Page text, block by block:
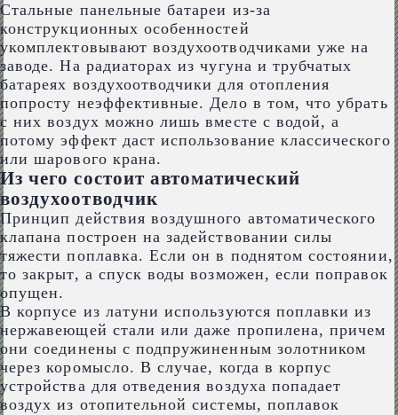
Стальные панельные батареи из-за
конструкционных особенностей
укомплектовывают воздухоотводчиками уже на
заводе. На радиаторах из чугуна и трубчатых
батареях воздухоотводчики для отопления
попросту неэффективные. Дело в том, что убрать
с них воздух можно лишь вместе с водой, а
потому эффект даст использование классического
или шарового крана.
Из чего состоит автоматический
воздухоотводчик
Принцип действия воздушного автоматического
клапана построен на задействовании силы
тяжести поплавка. Если он в поднятом состоянии,
то закрыт, а спуск воды возможен, если поправок
опущен.
В корпусе из латуни используются поплавки из
нержавеющей стали или даже пропилена, причем
они соединены с подпружиненным золотником
через коромысло. В случае, когда в корпус
устройства для отведения воздуха попадает
воздух из отопительной системы, поплавок